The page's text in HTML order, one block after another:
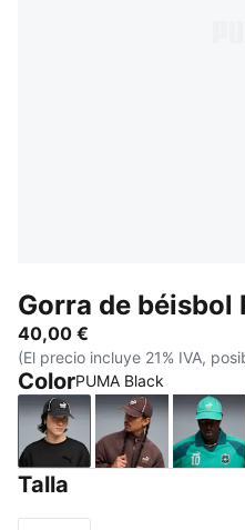
Gorra de béisbol
40,00 €
(El precio incluye 21% IVA,
ColorPUMA Black
PUMA BlackChocolate
Talla